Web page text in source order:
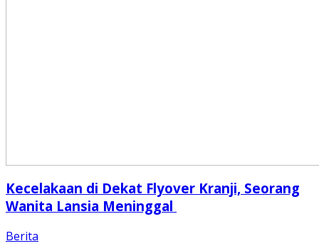
Kecelakaan di Dekat Flyover Kranji, Seorang
Wanita Lansia Meninggal
Berita